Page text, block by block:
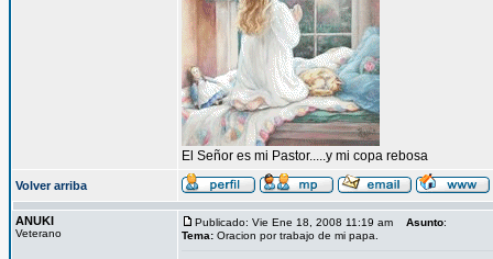
El Señor es mi Pastor.....y mi copa rebosa
Volver arriba
ANUKI
Veterano
Publicado: Vie Ene 18, 2008 11:19 am Asunto:
Tema: Oracion por trabajo de mi papa.